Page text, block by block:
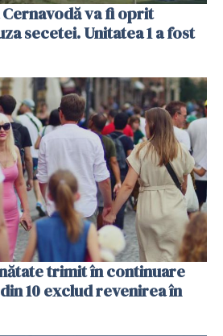
va fi oprit
secetei. Unitatea 1 a fost
trimit în continuare
10 exclud revenirea în